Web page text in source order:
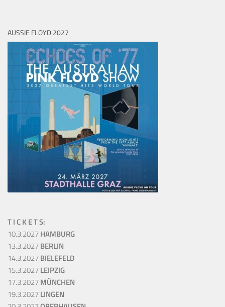
AUSSIE FLOYD 2027
T I C K E T S:
10.3.2027HAMBURG
13.3.2027BERLIN
14.3.2027BIELEFELD
15.3.2027LEIPZIG
17.3.2027MÜNCHEN
19.3.2027LINGEN